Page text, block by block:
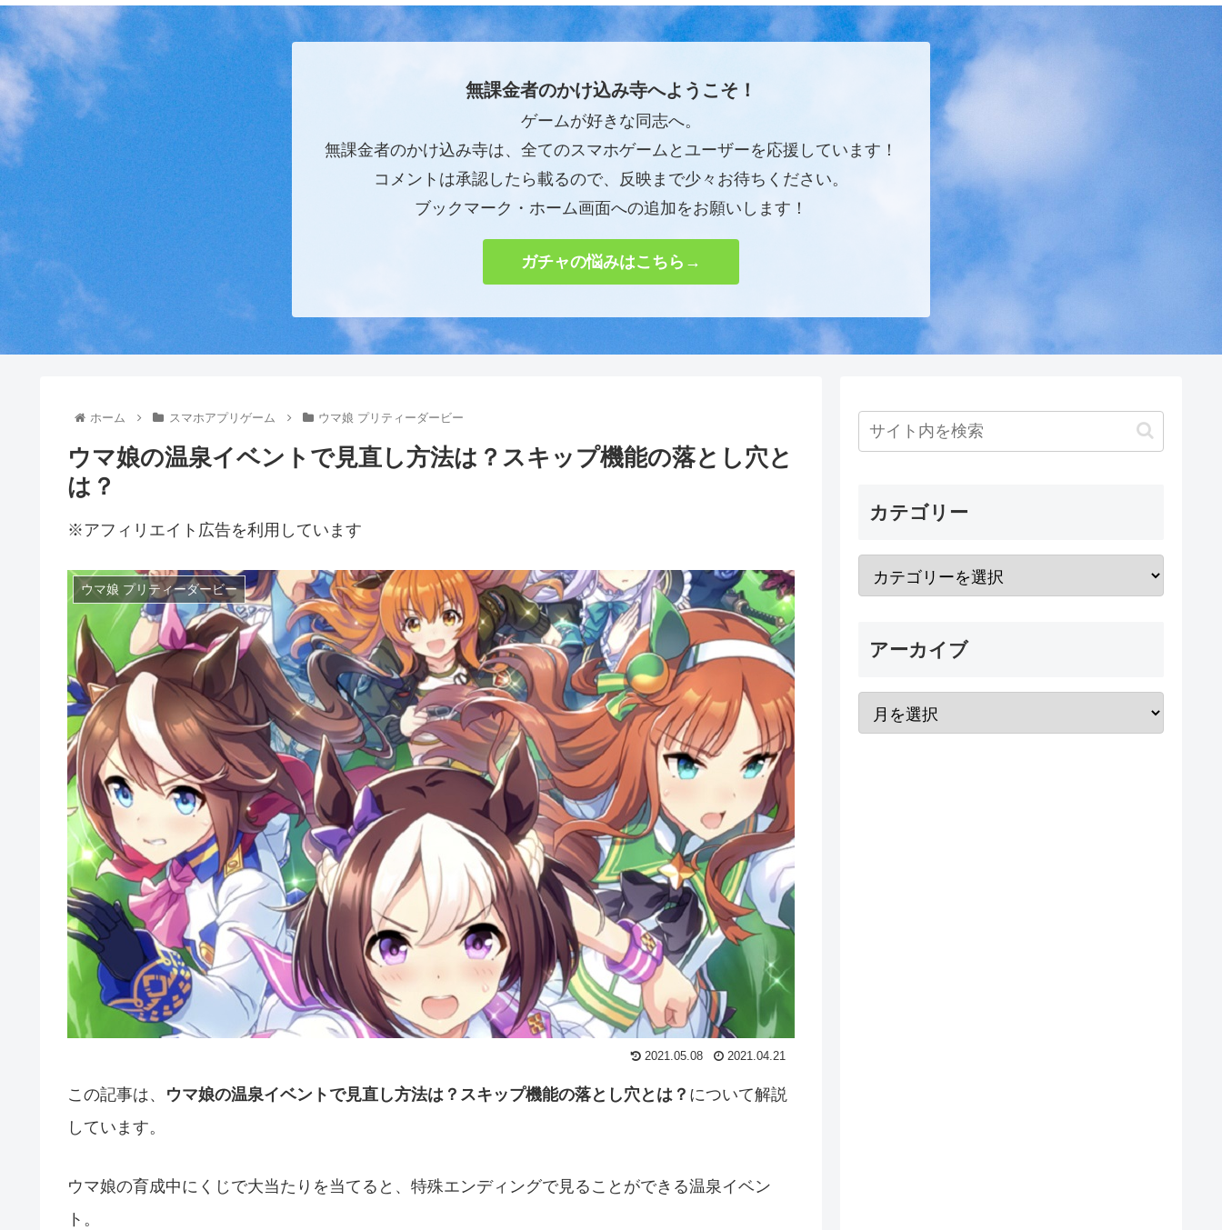
無課金者のかけ込み寺へようこそ！
ゲームが好きな同志へ。
無課金者のかけ込み寺は、全てのスマホゲームとユーザーを応援しています！
コメントは承認したら載るので、反映まで少々お待ちください。
ブックマーク・ホーム画面への追加をお願いします！
ガチャの悩みはこちら→
ホーム スマホアプリゲーム ウマ娘 プリティーダービー
ウマ娘の温泉イベントで見直し方法は？スキップ機能の落とし穴と
は？
※アフィリエイト広告を利用しています
ウマ娘 プリティーダービー
2021.05.08 2021.04.21
この記事は、 ウマ娘の温泉イベントで見直し方法は？スキップ機能の落とし穴とは？ について解説
しています。
ウマ娘の育成中にくじで大当たりを当てると、特殊エンディングで見ることができる温泉イベン
ト。
カテゴリー
アーカイブ